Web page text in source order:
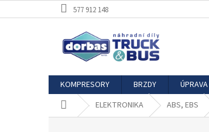
na
577 912 148
KOMPRESORY BRZDY
Domů ELEKTRONIKA ABS, EBS